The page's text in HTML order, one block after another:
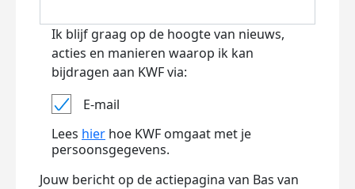
Ik blijf graag op de hoogte van nieuws,
acties en manieren waarop ik kan
bijdragen aan KWF via:
E-mail
Lees hier hoe KWF omgaat met je
persoonsgegevens.
Jouw bericht op de actiepagina van Bas van